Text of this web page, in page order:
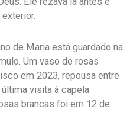
de Maria está guardado na
Um vaso de rosas
em 2023, repousa entre
visita à capela
brancas foi em 12 de